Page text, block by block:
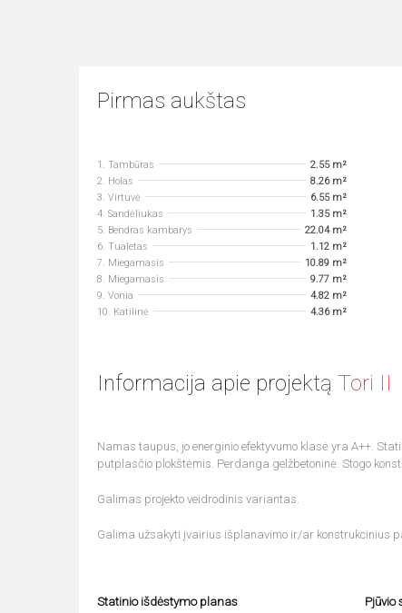
Pirmas aukštas
1. Tambūras
2.55 m²
2. Holas
8.26 m²
3. Virtuvė
6.55 m²
4. Sandėliukas
1.35 m²
5. Bendras kambarys
22.04 m²
6. Tualetas
1.12 m²
7. Miegamasis
10.89 m²
8. Miegamasis
9.77 m²
9. Vonia
4.82 m²
10. Katilinė
4.36 m²
Informacija apie projektą Tori II
Namas taupus, jo energinio efektyvumo klasė yra A++.
putplasčio plokštėmis. Perdanga gelžbetoninė. Stogo
Galimas projekto veidrodinis variantas.
Galima užsakyti įvairius išplanavimo ir/ar konstrukcinius
Statinio išdėstymo planas Pjūvio